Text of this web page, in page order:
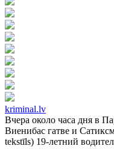
kriminal.lv
Вчера около часа дня в
Виенибас гатве и
tekstīls) 19-летний